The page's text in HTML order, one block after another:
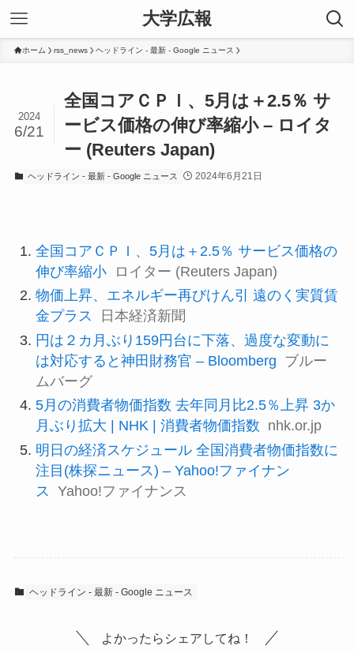
大学広報
ホーム rss_news ヘッドライン - 最新 - Google ニュース
全国コアＣＰＩ、5月は＋2.5％ サ
ービス価格の伸び率縮小 – ロイタ
ー (Reuters Japan)
2024
6/21
ヘッドライン - 最新 - Google ニュース 2024年6月21日
全国コアＣＰＩ、5月は＋2.5％ サービス価格の
伸び率縮小
ロイター (Reuters Japan)
物価上昇、エネルギー再びけん引 遠のく実質賃
金プラス
日本経済新聞
円は２カ月ぶり159円台に下落、過度な変動に
は対応すると神田財務官 – Bloomberg ブルー
ムバーグ
5月の消費者物価指数 去年同月比2.5％上昇 3か
月ぶり拡大 | NHK | 消費者物価指数 nhk.or.jp
明日の経済スケジュール 全国消費者物価指数に
注目(株探ニュース) – Yahoo!ファイナン
ス
Yahoo!ファイナンス
ヘッドライン - 最新 - Google ニュース
よかったらシェアしてね！